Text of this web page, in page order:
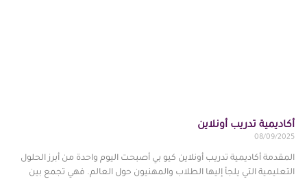
أكاديمية تدريب أونلاين
08/09/2025
المقدمة أكاديمية تدريب أونلاين كيو بي أصبحت اليوم واحدة من أبرز الحلول
التعليمية التي يلجأ إليها الطلاب والمهنيون حول العالم. فهي تجمع بين